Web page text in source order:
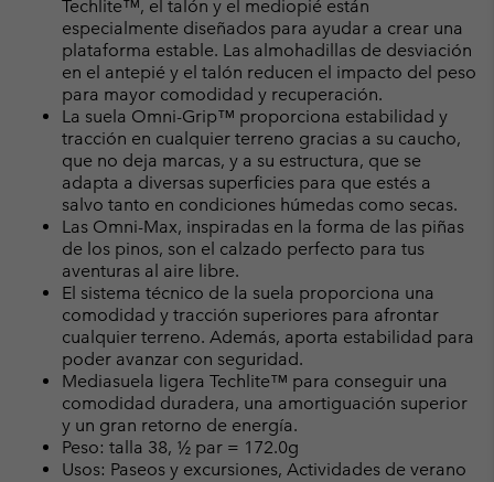
Techlite™, el talón y el mediopié están
especialmente diseñados para ayudar a crear una
plataforma estable. Las almohadillas de desviación
en el antepié y el talón reducen el impacto del peso
para mayor comodidad y recuperación.
La suela Omni-Grip™ proporciona estabilidad y
tracción en cualquier terreno gracias a su caucho,
que no deja marcas, y a su estructura, que se
adapta a diversas superficies para que estés a
salvo tanto en condiciones húmedas como secas.
Las Omni-Max, inspiradas en la forma de las piñas
de los pinos, son el calzado perfecto para tus
aventuras al aire libre.
El sistema técnico de la suela proporciona una
comodidad y tracción superiores para afrontar
cualquier terreno. Además, aporta estabilidad para
poder avanzar con seguridad.
Mediasuela ligera Techlite™ para conseguir una
comodidad duradera, una amortiguación superior
y un gran retorno de energía.
Peso: talla 38, ½ par = 172.0g
Usos: Paseos y excursiones, Actividades de verano